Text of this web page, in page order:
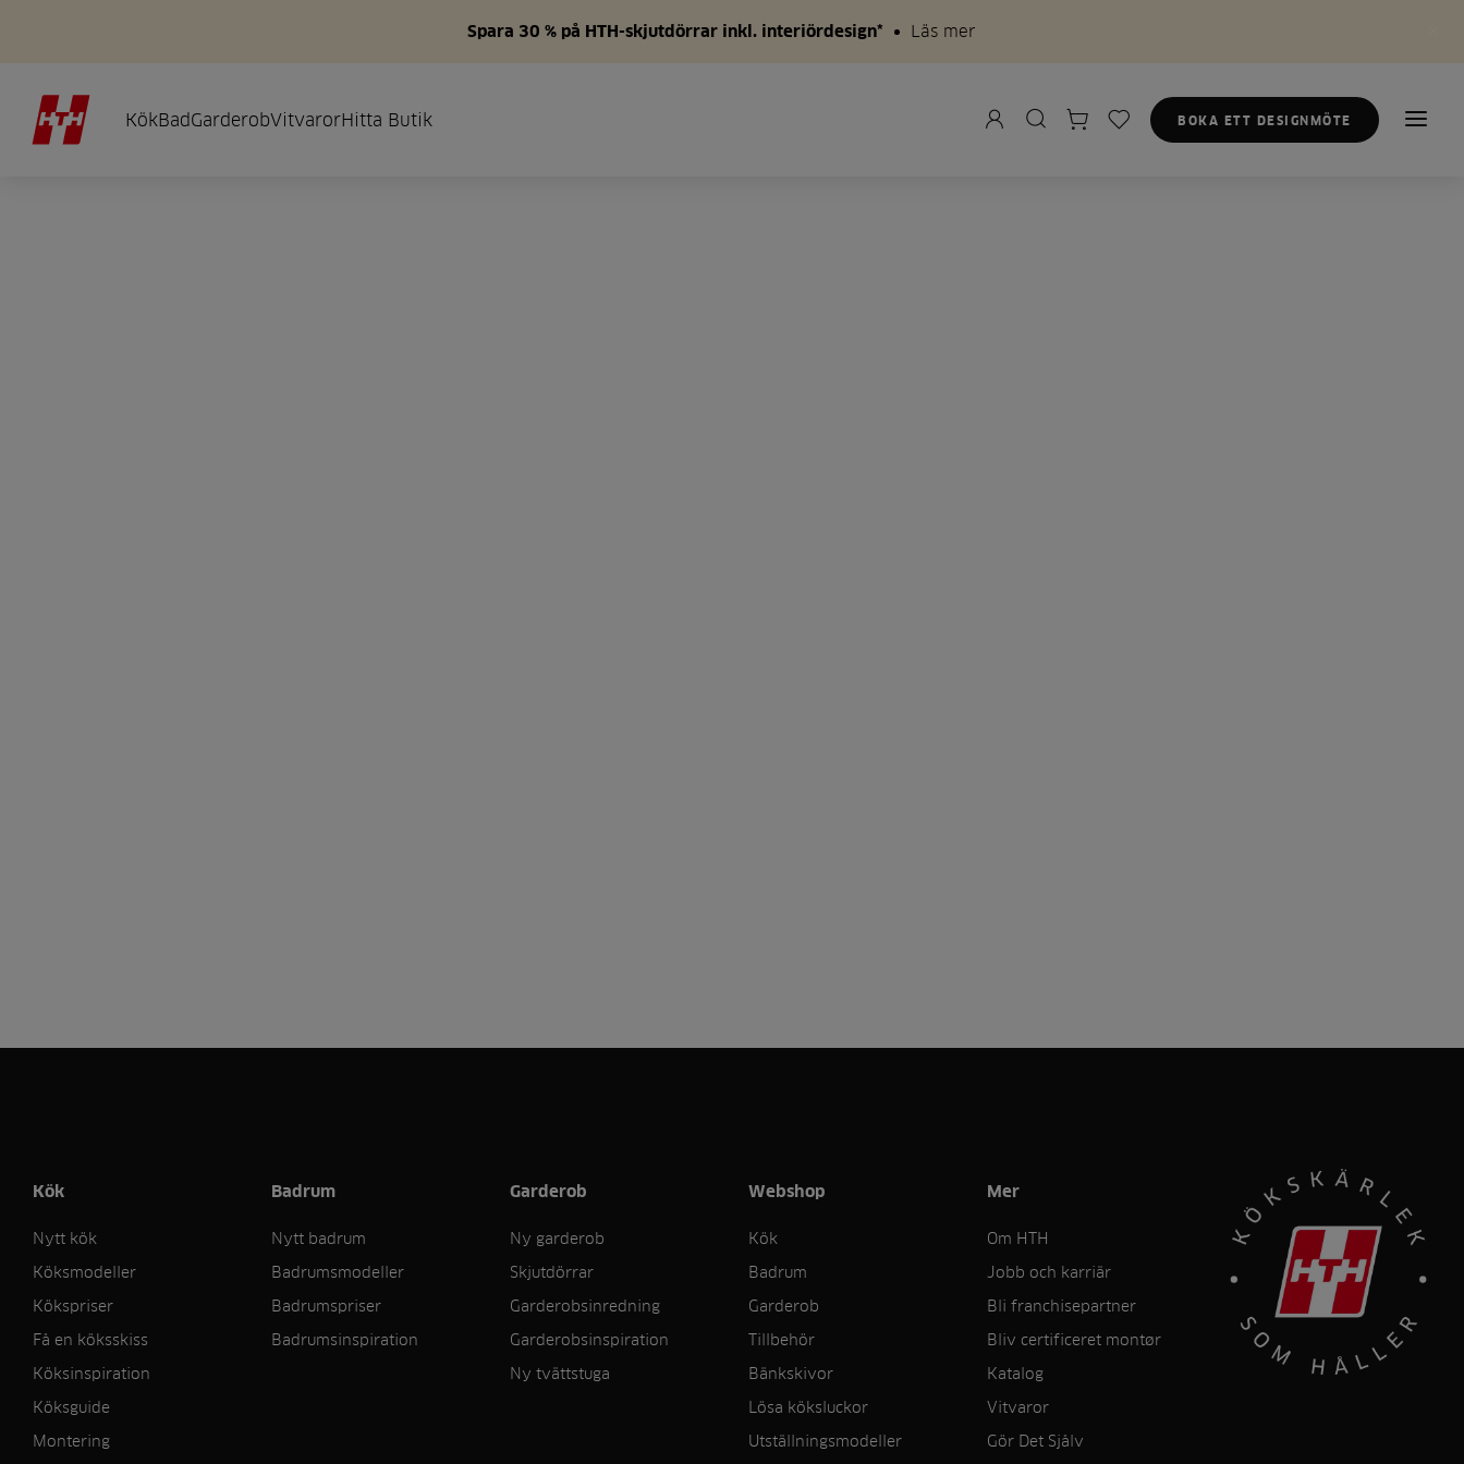
Spara 30 % på HTH-skjutdörrar inkl. interiördesign* Läs mer
KökBadGarderobVitvarorHitta Butik BOKA ETT DESIGNMÖTE
Kök
Nytt kök
Köksmodeller
Kökspriser
Få en köksskiss
Köksinspiration
Köksguide
Montering
Badrum
Nytt badrum
Badrumsmodeller
Badrumspriser
Badrumsinspiration
Garderob
Ny garderob
Skjutdörrar
Garderobsinredning
Garderobsinspiration
Ny tvättstuga
Webshop
Kök
Badrum
Garderob
Tillbehör
Bänkskivor
Lösa köksluckor
Utställningsmodeller
Mer
Om HTH
Jobb och karriär
Bli franchisepartner
Bliv certificeret montør
Katalog
Vitvaror
Gör Det Sjålv